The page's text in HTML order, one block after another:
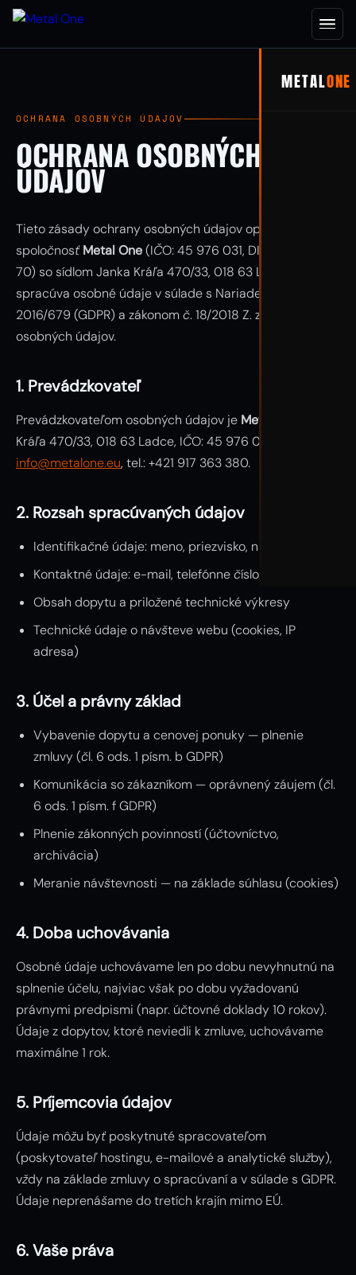
METALONE
OCHRANA OSOBNÝCH ÚDAJOV
OCHRANA OSOBNÝCH
ÚDAJOV
Tieto zásady ochrany osobných údajov opisujú, ako
spoločnosťMetal One(IČO: 45 976 031, DIČ: 20 231 680
70) so sídlom Janka Kráľa 470/33, 018 63 Ladce
spracúva osobné údaje v súlade s Nariadením (EÚ)
2016/679 (GDPR) a zákonom č. 18/2018 Z. z. o ochrane
osobných údajov.
1. Prevádzkovateľ
Prevádzkovateľom osobných údajov je Metal One
Kráľa 470/33, 018 63 Ladce, IČO: 45 976 031. Kontakt:
info@metalone.eu, tel.: +421 917 363 380.
2. Rozsah spracúvaných údajov
Identifikačné údaje: meno, priezvisko, názov firmy
Kontaktné údaje: e-mail, telefónne číslo, adresa
Obsah dopytu a priložené technické výkresy
Technické údaje o návšteve webu (cookies, IP
adresa)
3. Účel a právny základ
Vybavenie dopytu a cenovej ponuky — plnenie
zmluvy (čl. 6 ods. 1 písm. b GDPR)
Komunikácia so zákazníkom — oprávnený záujem (čl.
6 ods. 1 písm. f GDPR)
Plnenie zákonných povinností (účtovníctvo,
archivácia)
Meranie návštevnosti — na základe súhlasu (cookies)
4. Doba uchovávania
Osobné údaje uchovávame len po dobu nevyhnutnú na
splnenie účelu, najviac však po dobu vyžadovanú
právnymi predpismi (napr. účtovné doklady 10 rokov).
Údaje z dopytov, ktoré neviedli k zmluve, uchovávame
maximálne 1 rok.
5. Príjemcovia údajov
Údaje môžu byť poskytnuté spracovateľom
(poskytovateľ hostingu, e-mailové a analytické služby),
vždy na základe zmluvy o spracúvaní a v súlade s GDPR.
Údaje neprenášame do tretích krajín mimo EÚ.
6. Vaše práva